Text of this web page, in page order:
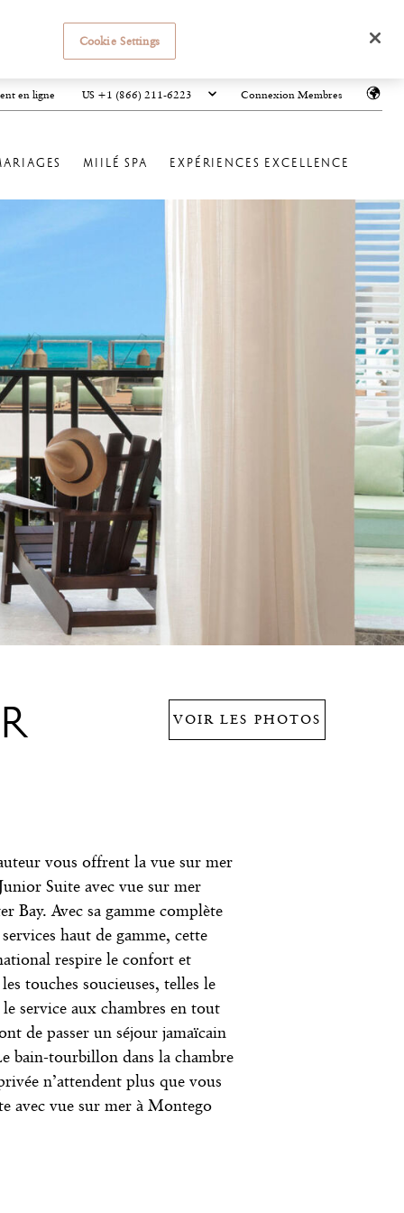
en ligne US +1 (866) 211-6223 Connexion Membres
MIILÉ SPA EXPÉRIENCES EXCELLENCE
VOIR LES PHOTOS
vous offrent la vue sur mer
Suite avec vue sur mer
Bay. Avec sa gamme complète
haut de gamme, cette
respire le confort et
touches soucieuses, telles le
service aux chambres en tout
de passer un séjour jamaïcain
bain-tourbillon dans la chambre
n’attendent plus que vous
avec vue sur mer à Montego
Cookie Settings